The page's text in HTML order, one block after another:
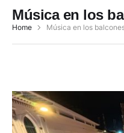
Música en los
Home Música en los